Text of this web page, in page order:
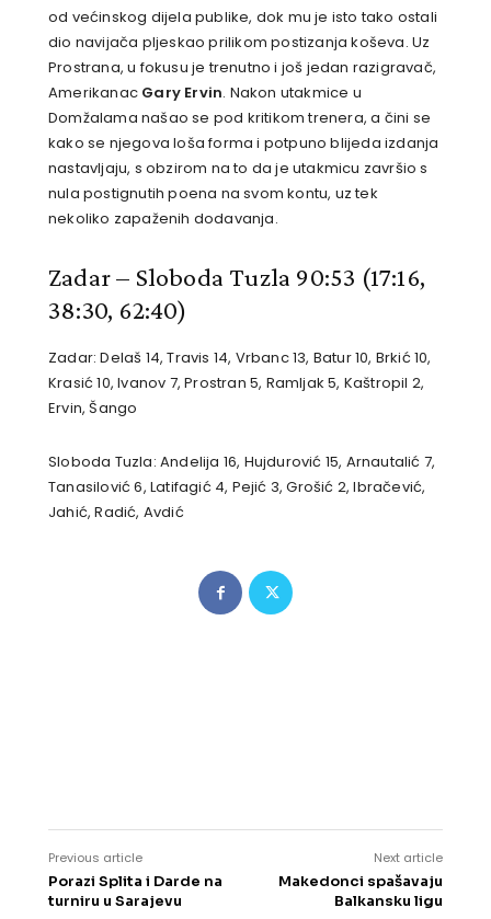
od većinskog dijela publike, dok mu je isto tako ostali
dio navijača pljeskao prilikom postizanja koševa. Uz
Prostrana, u fokusu je trenutno i još jedan razigravač,
Amerikanac Gary Ervin. Nakon utakmice u
Domžalama našao se pod kritikom trenera, a čini se
kako se njegova loša forma i potpuno blijeda izdanja
nastavljaju, s obzirom na to da je utakmicu završio s
nula postignutih poena na svom kontu, uz tek
nekoliko zapaženih dodavanja.
Zadar – Sloboda Tuzla 90:53 (17:16,
38:30, 62:40)
Zadar: Delaš 14, Travis 14, Vrbanc 13, Batur 10, Brkić 10,
Krasić 10, Ivanov 7, Prostran 5, Ramljak 5, Kaštropil 2,
Ervin, Šango
Sloboda Tuzla: Andelija 16, Hujdurović 15, Arnautalić 7,
Tanasilović 6, Latifagić 4, Pejić 3, Grošić 2, Ibračević,
Jahić, Radić, Avdić
Previous article
​Porazi Splita i Darde na
turniru u Sarajevu
Next article
Makedonci spašavaju
Balkansku ligu